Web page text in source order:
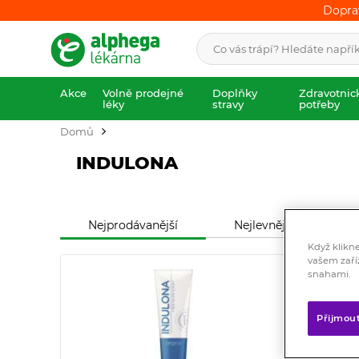
Akce
Volně prodejné
léky
Doplňky
stravy
potřeby
Domů
INDULONA
Nejprodávanější Nejlevnější
Když
vašem
snahami.